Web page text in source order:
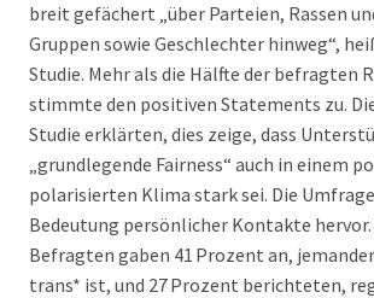
breit gefächert „über Parteien, Rassen
Gruppen sowie Geschlechter hinweg“,
Studie. Mehr als die Hälfte der befragten
stimmte den positiven Statements zu.
Studie erklärten, dies zeige, dass
„grundlegende Fairness“ auch in einem
polarisierten Klima stark sei. Die
Bedeutung persönlicher Kontakte hervor.
Befragten gaben 41 Prozent an,
trans* ist, und 27 Prozent berichteten,